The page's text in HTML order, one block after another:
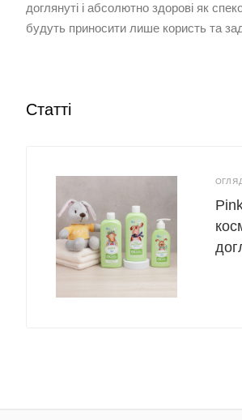
доглянуті і абсолютно здорові як
будуть приносити лише користь та
Статті